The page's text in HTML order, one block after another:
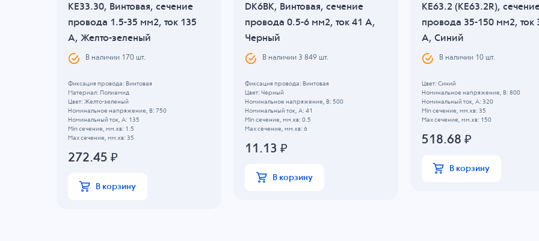
KE33.30, Винтовая, сечение
провода 1.5-35 мм2, ток 135
A, Желто-зеленый
В наличии 170шт.
Фиксация провода: Винтовая
Материал: Полиамид
Цвет: Желто-зеленый
Номинальное напряжение, B: 750
Номинальный ток, А: 135
Min сечение, мм.кв: 1.5
Max сечение, мм.кв: 35
272.45 ₽
В корзину
DK6BK, Винтовая, сечение
провода 0.5-6 мм2, ток 41 A,
Черный
В наличии 3 849шт.
Фиксация провода: Винтовая
Цвет: Черный
Номинальное напряжение, B: 500
Номинальный ток, А: 41
Min сечение, мм.кв: 0.5
Max сечение, мм.кв: 6
11.13 ₽
В корзину
KE63.2 (KE63.2R),
провода 35-150 мм2, ток
A, Синий
В наличии 10шт.
Цвет: Синий
Номинальное напряжение, B: 800
Номинальный ток, А: 320
Min сечение, мм.кв: 35
Max сечение, мм.кв: 150
518.68 ₽
В корзину